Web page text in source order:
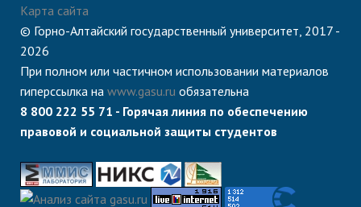
Карта сайта
© Горно-Алтайский государственный университет, 2017 -
2026
При полном или частичном использовании материалов
гиперссылка на www.gasu.ru обязательна
8 800 222 55 71 - Горячая линия по обеспечению
правовой и социальной защиты студентов